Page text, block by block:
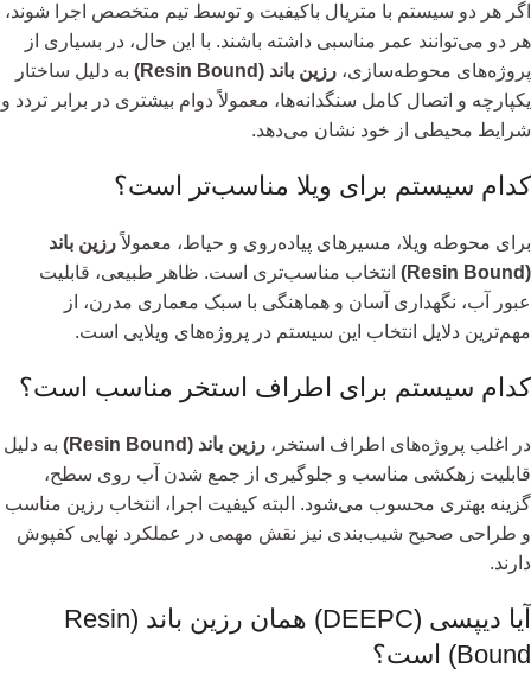
اگر هر دو سیستم با متریال باکیفیت و توسط تیم متخصص اجرا شوند،
هر دو می‌توانند عمر مناسبی داشته باشند. با این حال، در بسیاری از
پروژه‌های محوطه‌سازی، رزین باند (Resin Bound)
به دلیل ساختار
یکپارچه و اتصال کامل سنگدانه‌ها، معمولاً دوام بیشتری در برابر تردد و
شرایط محیطی از خود نشان می‌دهد.
کدام سیستم برای ویلا مناسب‌تر است؟
برای محوطه ویلا، مسیرهای پیاده‌روی و حیاط، معمولاًرزین باند
(Resin Bound)
انتخاب مناسب‌تری است. ظاهر طبیعی، قابلیت
عبور آب، نگهداری آسان و هماهنگی با سبک معماری مدرن، از
مهم‌ترین دلایل انتخاب این سیستم در پروژه‌های ویلایی است.
کدام سیستم برای اطراف استخر مناسب است؟
در اغلب پروژه‌های اطراف استخر، رزین باند (Resin Bound)
به دلیل
قابلیت زهکشی مناسب و جلوگیری از جمع شدن آب روی سطح،
گزینه بهتری محسوب می‌شود. البته کیفیت اجرا، انتخاب رزین مناسب
و طراحی صحیح شیب‌بندی نیز نقش مهمی در عملکرد نهایی کفپوش
دارند.
آیا دیپسی (DEEPC) همان رزین باند (Resin
Bound) است؟